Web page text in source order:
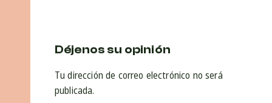
Déjenos su opinión
Tu dirección de correo electrónico no será
publicada.